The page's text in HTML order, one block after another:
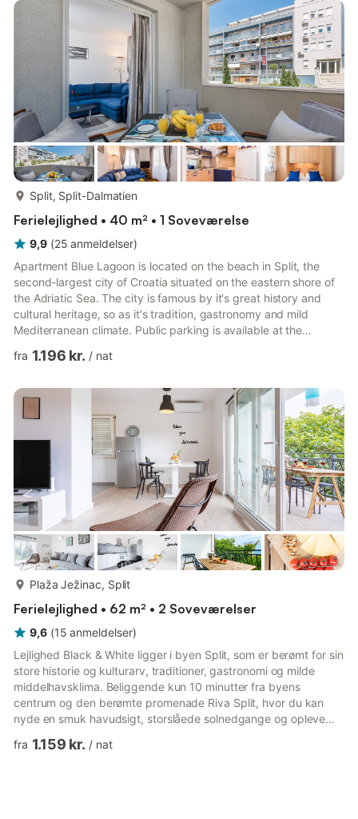
located on 5.floor , no elevator. This lovely two-bedroom
apartment features free WiFi, air-conditioning and flat-screen
Split, Split-Dalmatien
Ferielejlighed • 40 m² • 1 Soveværelse
9,9 (25 anmeldelser)
Apartment Blue Lagoon is located on the beach in Split, the
second-largest city of Croatia situated on the eastern shore of
the Adriatic Sea. The city is famous by it's great history and
cultural heritage, so as it's tradition, gastronomy and mild
Mediterranean climate. Public parking is available at the
parking place costs.Apartment Blue Lagoon features free WiFi,
refrigerator, oven, microwave, water kettle and dining area.
Bathroom comes with shower, hairdryer and washin...
fra 1.196 kr. / nat
Plaža Ježinac, Split
Ferielejlighed • 62 m² • 2 Soveværelser
9,6 (15 anmeldelser)
Lejlighed Black & White ligger i byen Split, som er berømt for sin
store historie og kulturarv, traditioner, gastronomi og milde
middelhavsklima. Beliggende kun 10 minutter fra byens
centrum og den berømte promenade Riva Split, hvor du kan
nyde en smuk havudsigt, storslåede solnedgange og opleve
værelses lejlighed med aircondition og gratis WiFi, et fuldt
fra 1.159 kr. / nat